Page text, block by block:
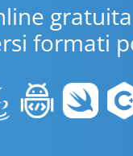
formati